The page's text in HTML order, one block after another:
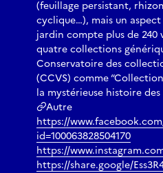
(feuillage persistant,
cyclique…), mais un
jardin compte plus de 240
quatre collections
Conservatoire des
(CCVS) comme
la mystérieuse histoire des
Autre
https://
id=100063828504170
https://
https://share.google/